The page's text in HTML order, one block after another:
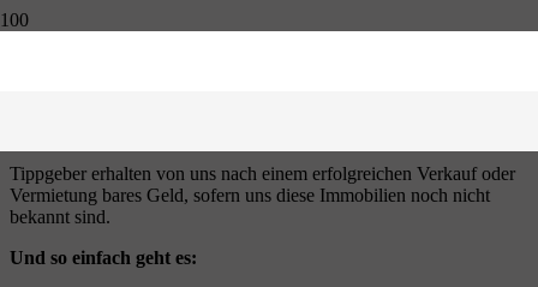
Tippgeber erhalten von uns nach einem erfolgreichen Verkauf oder
Vermietung bares Geld, sofern uns diese Immobilien noch nicht
bekannt sind.
Und so einfach geht es: